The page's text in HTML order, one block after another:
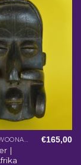
AFRIKAANSE WOONACCESSOIRES
|
€165,00